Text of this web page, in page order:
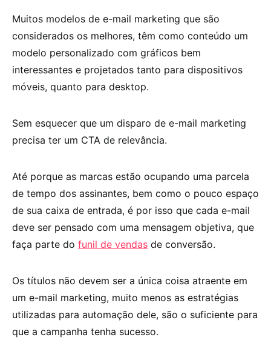
Muitos modelos de e-mail marketing que são
considerados os melhores, têm como conteúdo um
modelo personalizado com gráficos bem
interessantes e projetados tanto para dispositivos
móveis, quanto para desktop.
Sem esquecer que um disparo de e-mail marketing
precisa ter um CTA de relevância.
Até porque as marcas estão ocupando uma parcela
de tempo dos assinantes, bem como o pouco espaço
de sua caixa de entrada, é por isso que cada e-mail
deve ser pensado com uma mensagem objetiva, que
faça parte do funil de vendas de conversão.
Os títulos não devem ser a única coisa atraente em
um e-mail marketing, muito menos as estratégias
utilizadas para automação dele, são o suficiente para
que a campanha tenha sucesso.